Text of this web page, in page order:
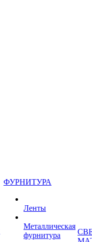
ФУРНИТУРА
Ленты
Металлическая
фурнитура